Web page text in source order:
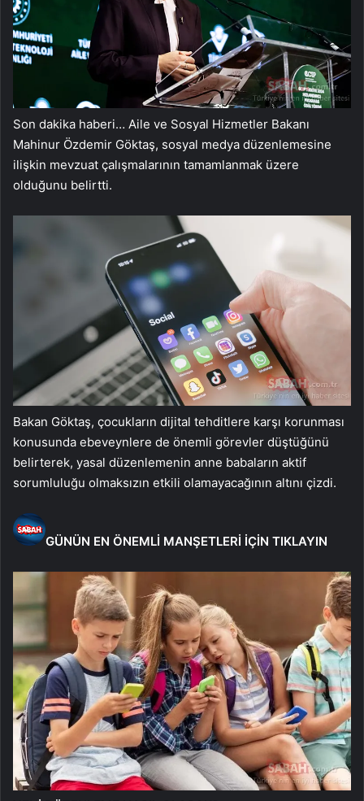
Son dakika haberi… Aile ve Sosyal Hizmetler Bakanı
Mahinur Özdemir Göktaş, sosyal medya düzenlemesine
ilişkin mevzuat çalışmalarının tamamlanmak üzere
olduğunu belirtti.
Bakan Göktaş, çocukların dijital tehditlere karşı korunması
konusunda ebeveynlere de önemli görevler düştüğünü
belirterek, yasal düzenlemenin anne babaların aktif
sorumluluğu olmaksızın etkili olamayacağının altını çizdi.
GÜNÜN EN ÖNEMLİ MANŞETLERİ İÇİN TIKLAYIN